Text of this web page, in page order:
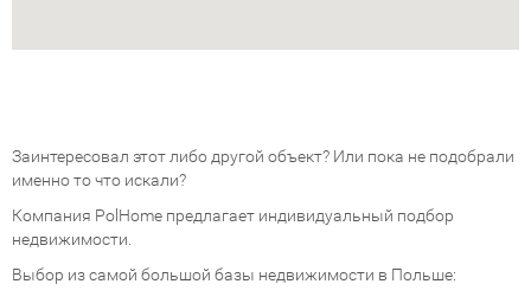
Заинтересовал этот либо другой объект? Или пока не подобрали
именно то что искали?
Компания PolHome предлагает индивидуальный подбор
недвижимости.
Выбор из самой большой базы недвижимости в Польше: